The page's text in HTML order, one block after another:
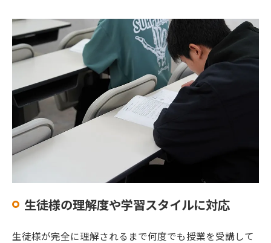
生徒様の理解度や学習スタイルに対応
生徒様が完全に理解されるまで何度でも授業を受講して